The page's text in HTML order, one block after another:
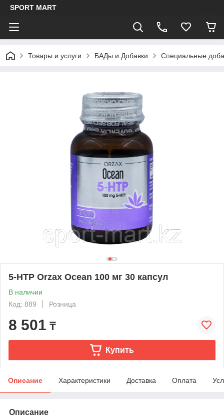
SPORT MART
Товары и услуги БАДы и Добавки Специальные
5-HTP Orzax Ocean 100 мг 30 капсул
В наличии
Код: 889
Розница
8 501 ₸
Купить
Описание Характеристики Доставка Оплата
Описание